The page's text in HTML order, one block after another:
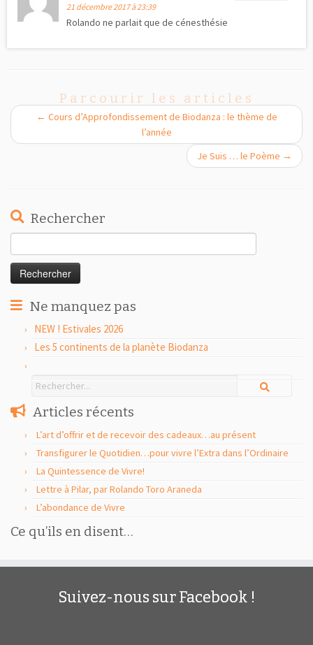
21 décembre 2017 à 23:39
Rolando ne parlait que de cénesthésie
Parcourir les articles
← Cours d’Approfondissement de Biodanza : le thème de
l’année
Je Suis … le Poème →
Rechercher
Ne manquez pas
NEW ! Estivales 2026
Les 5 continents de la planète Biodanza
Articles récents
L’art d’offrir et de recevoir des cadeaux…au présent
Transfigurer le Quotidien…pour vivre l’Extra dans l’Ordinaire
La Quintessence de Vivre!
Lettre à Pilar, par Rolando Toro Araneda
L’abondance de Vivre
Ce qu’ils en disent…
Suivez-nous sur Facebook !